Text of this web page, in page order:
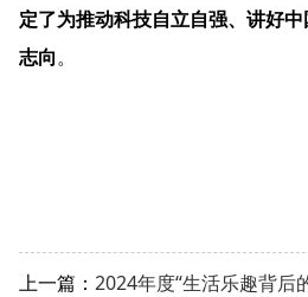
定了为推动科技自立自强、讲好
志向 。
上一篇： 2024年度“生活乐趣背后